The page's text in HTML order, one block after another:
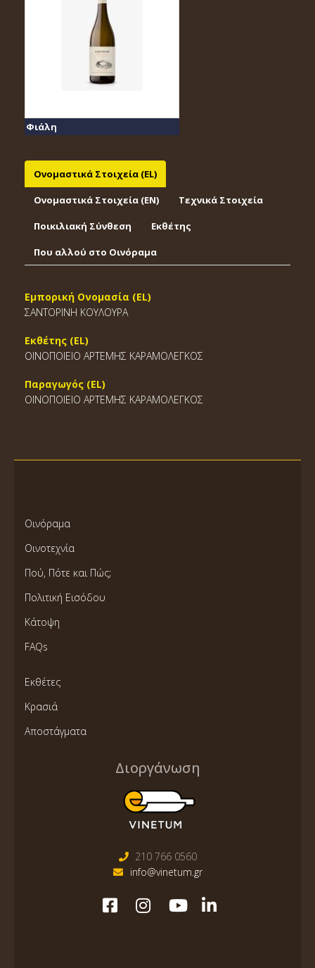
Φιάλη
Ονομαστικά Στοιχεία (EL)
Ονομαστικά Στοιχεία (EΝ) Τεχνικά Στοιχεία
Ποικιλιακή Σύνθεση Εκθέτης
Που αλλού στο Οινόραμα
Εμπορική Ονομασία (EL)
ΣΑΝΤΟΡΙΝΗ ΚΟΥΛΟΥΡΑ
Εκθέτης (EL)
ΟΙΝΟΠΟΙΕΙΟ ΑΡΤΕΜΗΣ ΚΑΡΑΜΟΛΕΓΚΟΣ
Παραγωγός (EL)
ΟΙΝΟΠΟΙΕΙΟ ΑΡΤΕΜΗΣ ΚΑΡΑΜΟΛΕΓΚΟΣ
Οινόραμα
Οινοτεχνία
Πού, Πότε και Πώς;
Πολιτική Εισόδου
Κάτοψη
FAQs
Εκθέτες
Κρασιά
Αποστάγματα
Διοργάνωση
210 766 0560
info@vinetum.gr